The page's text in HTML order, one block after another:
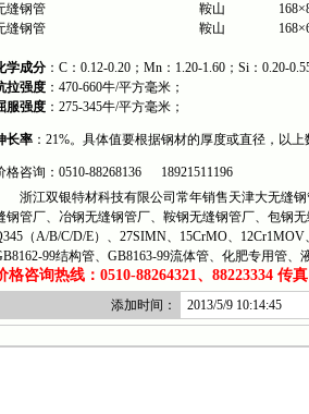
缝钢管
鞍山
缝钢管
鞍山
学成分 ：C：0.12-0.20；Mn：1.20-1.60；Si：0.20-
拉强度 ：470-660牛/平方毫米；
服强度 ：275-345牛/平方毫米；
长率 ：21%。具体值要根据钢材的厚度或直径，以
格咨询：0510-88268136 18921511196
浙江双银特材科技有限公司常年销售天津大无缝钢
钢管厂、冶钢无缝钢管厂、鞍钢无缝钢管厂、包钢
（A/B/C/D/E）、27SIMN、15CrMO、12Cr1MOV
99结构管、GB8163-99流体管、化肥专用管
格咨询热线：0510-88264321、88223334 传
添加时间： 2013/5/9 10:14:45